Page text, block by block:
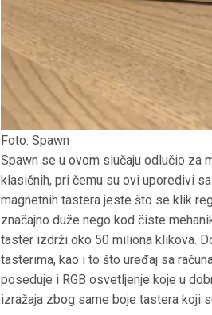
Foto: Spawn
Spawn se u ovom slučaju odlučio za
klasičnih, pri čemu su ovi uporedivi
magnetnih tastera jeste što se klik
značajno duže nego kod čiste
taster izdrži oko 50 miliona klikova.
tasterima, kao i to što uređaj sa
poseduje i RGB osvetljenje koje u
izražaja zbog same boje tastera koji